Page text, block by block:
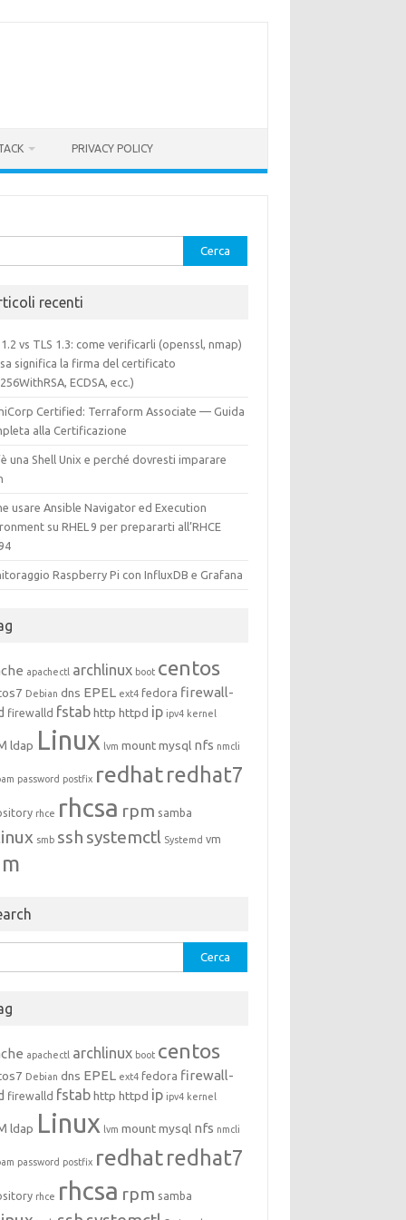
PRIVACY POLICY
recenti
1.2 vs TLS 1.3: come verificarli (openssl, nmap)
significa la firma del certificato
ECDSA, ecc.)
Certified: Terraform Associate — Guida
alla Certificazione
una Shell Unix e perché dovresti imparare
usare Ansible Navigator ed Execution
su RHEL 9 per prepararti all’RHCE
Raspberry Pi con InfluxDB e Grafana
apachectl archlinux boot centos
Debian dns EPEL ext4 fedora firewall-
firewalld fstab http httpd ip ipv4 kernel
ldap Linux lvm mount mysql nfs nmcli
password postfix redhatredhat7
rhce rhcsa rpm samba
smb ssh systemctl Systemd vm
apachectl archlinux boot centos
Debian dns EPEL ext4 fedora firewall-
firewalld fstab http httpd ip ipv4 kernel
ldap Linux lvm mount mysql nfs nmcli
password postfix redhatredhat7
rhce rhcsa rpm samba